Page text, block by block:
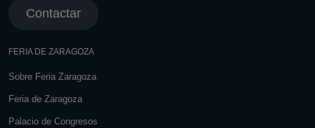
Contactar
FERIA DE ZARAGOZA
Sobre Feria Zaragoza
Feria de Zaragoza
Palacio de Congresos